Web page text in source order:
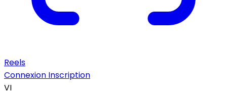
Reels
Connexion Inscription
VI